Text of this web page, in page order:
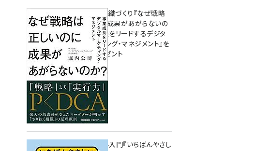
成果を生む組織づくり『なぜ戦略
は正しいのに成果があがらないの
か？ 事業成長をリードするデジタ
ルマーケティング・マネジメント』を
3名様にプレゼント
10:00
無料BIツール入門『いちばんやさし